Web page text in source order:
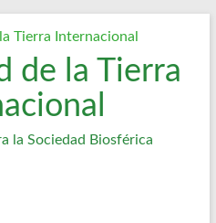
de la Tierra
la Sociedad Biosférica